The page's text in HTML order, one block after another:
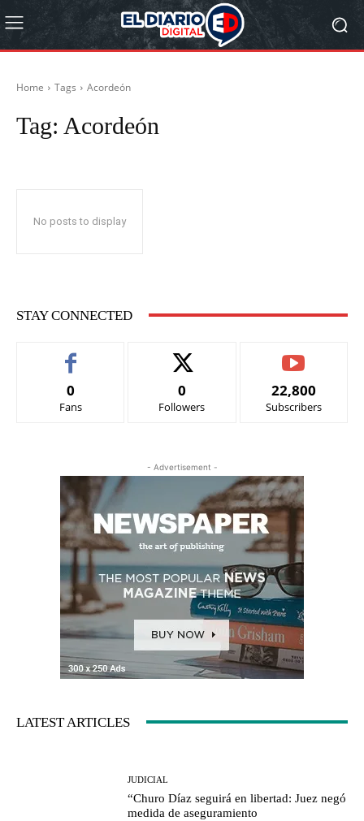
Home Tags Acordeón
Tag: Acordeón
No posts to display
STAY CONNECTED
0
Fans
0
Followers
22,800
Subscribers
- Advertisement -
LATEST ARTICLES
JUDICIAL
“Churo Díaz seguirá en libertad: Juez negó
medida de aseguramiento